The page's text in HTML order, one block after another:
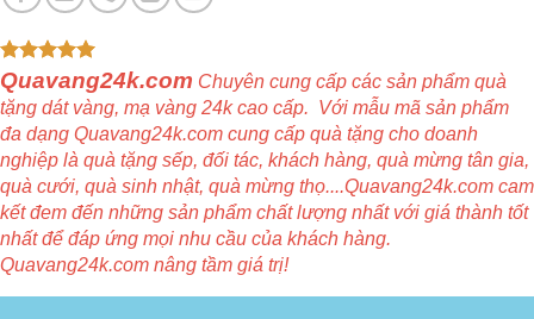
Quavang24k.com Chuyên cung cấp các sản phẩm quà
tặng dát vàng, mạ vàng 24k cao cấp. Với mẫu mã sản phẩm
đa dạng Quavang24k.com cung cấp quà tặng cho doanh
nghiệp là quà tặng sếp, đối tác, khách hàng, quà mừng tân gia,
quà cưới, quà sinh nhật, quà mừng thọ....Quavang24k.com cam
kết đem đến những sản phẩm chất lượng nhất với giá thành tốt
nhất để đáp ứng mọi nhu cầu của khách hàng.
Quavang24k.com nâng tầm giá trị!